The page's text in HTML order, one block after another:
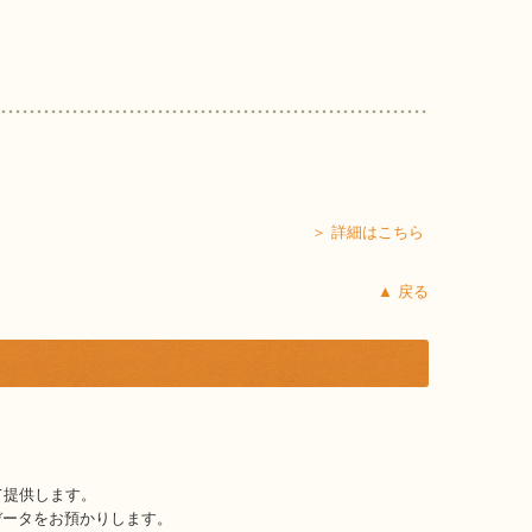
＞ 詳細はこちら
▲ 戻る
供します。
タをお預かりします。